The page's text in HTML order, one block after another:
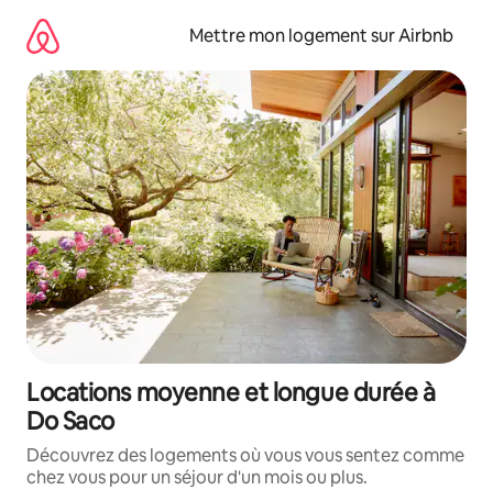
directement
contenu
Mettre mon logement sur Airbnb
Locations moyenne et longue durée à
Do Saco
Découvrez des logements où vous vous sentez comme
chez vous pour un séjour d'un mois ou plus.